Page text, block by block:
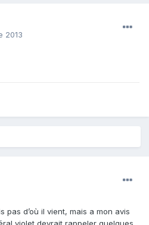
2013
pas d’où il vient, mais a mon avis